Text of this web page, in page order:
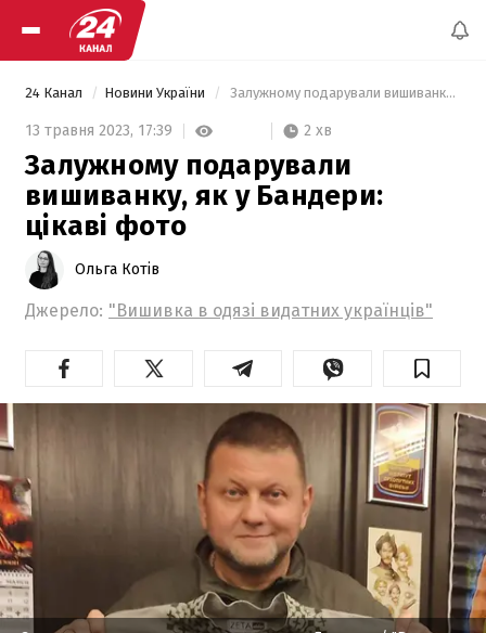
24 Канал Новини України Залужному подарували вишиванку, як у Бандери: цікаві фото
13 травня 2023, 17:39 2 хв
Залужному подарували
вишиванку, як у Бандери:
цікаві фото
Ольга Котів
Джерело: "Вишивка в одязі видатних українців"